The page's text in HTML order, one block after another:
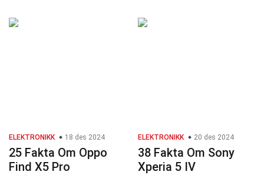
ELEKTRONIKK 18 des 2024
25 Fakta Om Oppo
Find X5 Pro
ELEKTRONIKK 20 des 2024
38 Fakta Om Sony
Xperia 5 IV